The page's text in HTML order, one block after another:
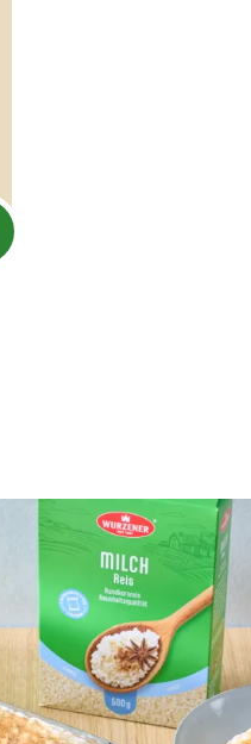
verfügbar.)
nicht verfügbar.)
von 5 Sternen